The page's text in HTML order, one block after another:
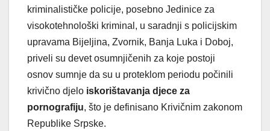
kriminalističke policije, posebno Jedinice za
visokotehnološki kriminal, u saradnji s policijskim
upravama Bijeljina, Zvornik, Banja Luka i Doboj,
priveli su devet osumnjičenih za koje postoji
osnov sumnje da su u proteklom periodu počinili
krivično djelo iskorištavanja djece za
pornografiju, što je definisano Krivičnim zakonom
Republike Srpske.